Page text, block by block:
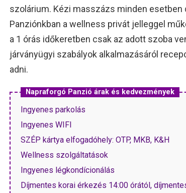
szolárium. Kézi masszázs minden
Panziónkban a wellness privát jelleggel
a 1 órás időkeretben csak az adott szoba
járványügyi szabályok alkalmazásáról
adni.
Napraforgó Panzió árak és kedvezmények
Ingyenes parkolás
Ingyenes WIFI
SZÉP kártya elfogadóhely: OTP, MKB, K&H
Wellness szolgáltatások
Ingyenes légkondícionálás
Díjmentes korai érkezés 14:00 órától,